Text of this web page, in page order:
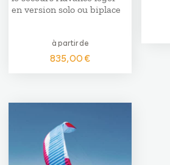
en version solo ou biplace
à partir de
835,00€